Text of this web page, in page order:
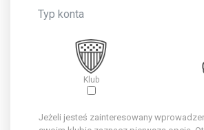
Typ konta
Klub
Jeżeli jesteś zainteresowany